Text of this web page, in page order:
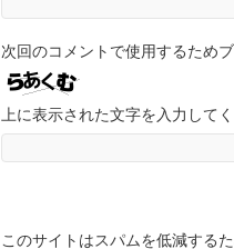
次回のコメントで使用するため
上に表示された文字を入力してく
このサイトはスパムを低減する